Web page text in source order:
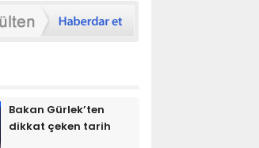
Bakan Gürlek’ten
dikkat çeken tarih